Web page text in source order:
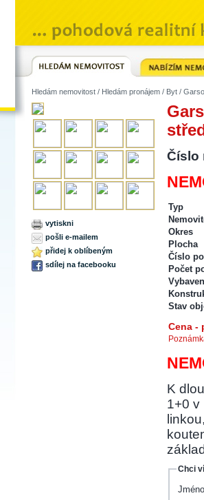
Hledám nemovitost / Hledám pronájem / Byt /
vytiskni
pošli e-mailem
přidej k oblíbeným
sdílej na facebooku
Číslo
Typ
Okres
Plocha
Číslo
Počet
Stav
Cena -
K
1+0 v
Chci